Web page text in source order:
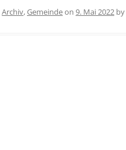
Archiv,Gemeindeon 9. Mai 2022 by